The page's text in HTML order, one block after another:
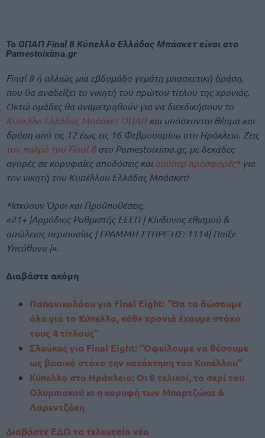
Το ΟΠΑΠ Final 8 Κύπελλο Ελλάδας Μπάσκετ είναι στο
Pamestoixima.gr
Final 8 ή αλλιώς μια εβδομάδα γεμάτη μπασκετική δράση,
που θα αναδείξει το νικητή του πρώτου τίτλου της χρονιάς.
Οκτώ ομάδες θα αναμετρηθούν για να διεκδικήσουν το
Κύπελλο Ελλάδας Μπάσκετ ΟΠΑΠκαι υπόσχονται θέαμα και
δράση από τις 12 έως τις 16 Φεβρουαρίου στο Ηράκλειο. Ζεις
τον παλμό του Final 8στο Pamestoixima.gr, με δεκάδες
αγορές σε κορυφαίες αποδόσεις και σούπερ προσφορές*για
τον νικητή του Κυπέλλου Ελλάδας Μπάσκετ!
*Ισχύουν Όροι και Προϋποθέσεις.
«21+ |Αρμόδιος Ρυθμιστής ΕΕΕΠ | Κίνδυνος εθισμού &
απώλειας περιουσίας | ΓΡΑΜΜΗ ΣΤΗΡΙΞΗΣ: 1114| Παίξε
Υπεύθυνα |».
Διαβάστε ακόμη
Παπανικολάου για Final Eight: “Θα τα δώσουμε
όλα για το Κύπελλο, κάθε χρονιά έχουμε στόχο
τους 4 τίτλους”
Σλούκας για Final Eight: “Οφείλουμε να θέσουμε
ως βασικό στόχο την κατάκτηση του Κυπέλλου”
Κύπελλο στο Ηράκλειο: Οι 8 τελικοί, το σερί του
Ολυμπιακού κι η κορυφή των Μπαρτζώκα &
Λαρεντζάκη
Διαβάστε ΕΔΩ τα τελευταία νέα